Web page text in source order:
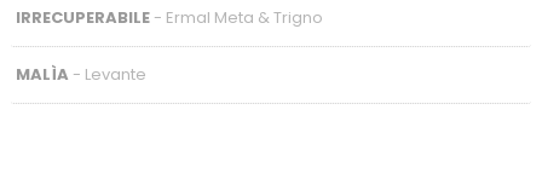
IRRECUPERABILE- Ermal Meta & Trigno
MALÌA - Levante